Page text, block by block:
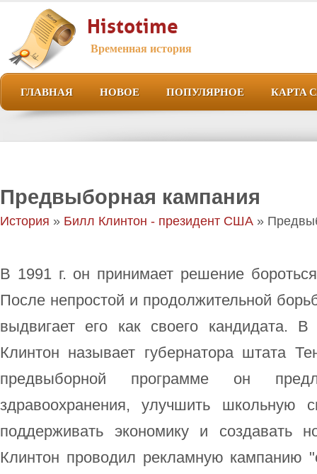
Histotime
Временная история
ГЛАВНАЯ НОВОЕ ПОПУЛЯРНОЕ КАРТА
Предвыборная кампания
История » Билл Клинтон - президент США »
В 1991 г. он принимает решение
После непростой и продолжительной
выдвигает его как своего кандидата. В
Клинтон называет губернатора штата
предвыборной программе он
здравоохранения, улучшить школьную
поддерживать экономику и создавать
Клинтон проводил рекламную